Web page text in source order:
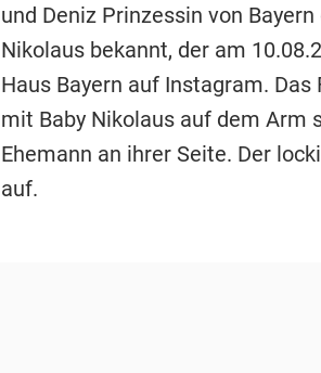
und Deniz Prinzessin von
Nikolaus bekannt, der am
Haus Bayern auf Instagram.
mit Baby Nikolaus auf dem Arm
Ehemann an ihrer Seite. Der
auf.